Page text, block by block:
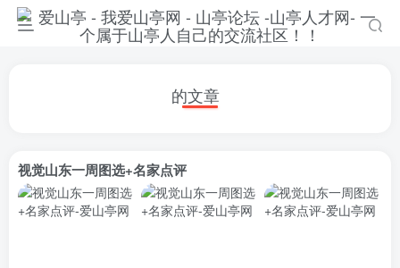
的文章
视觉山东一周图选+名家点评